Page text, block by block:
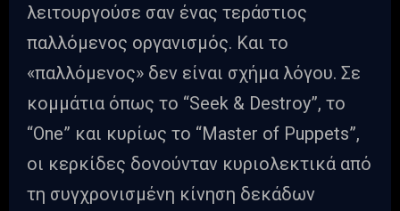
λειτουργούσε σαν ένας τεράστιος
παλλόμενος οργανισμός. Και το
«παλλόμενος» δεν είναι σχήμα λόγου. Σε
κομμάτια όπως το “Seek & Destroy”, το
“One” και κυρίως το “Master of Puppets”,
οι κερκίδες δονούνταν κυριολεκτικά από
τη συγχρονισμένη κίνηση δεκάδων